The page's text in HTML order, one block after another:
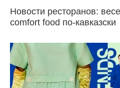
Новости ресторанов:
comfort food по-кавказски